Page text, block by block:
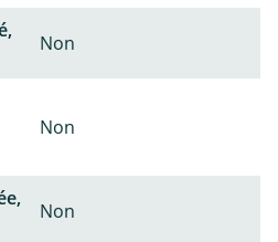
Non
Non
Non